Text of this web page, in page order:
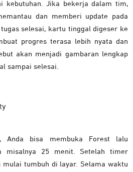
kebutuhan. Jika bekerja dalam tim,
dan memberi update pada
selesai, kartu tinggal digeser ke
progres terasa lebih nyata dan
akan menjadi gambaran lengkap
sampai selesai.
Anda bisa membuka Forest lalu
misalnya 25 menit. Setelah timer
mulai tumbuh di layar. Selama waktu